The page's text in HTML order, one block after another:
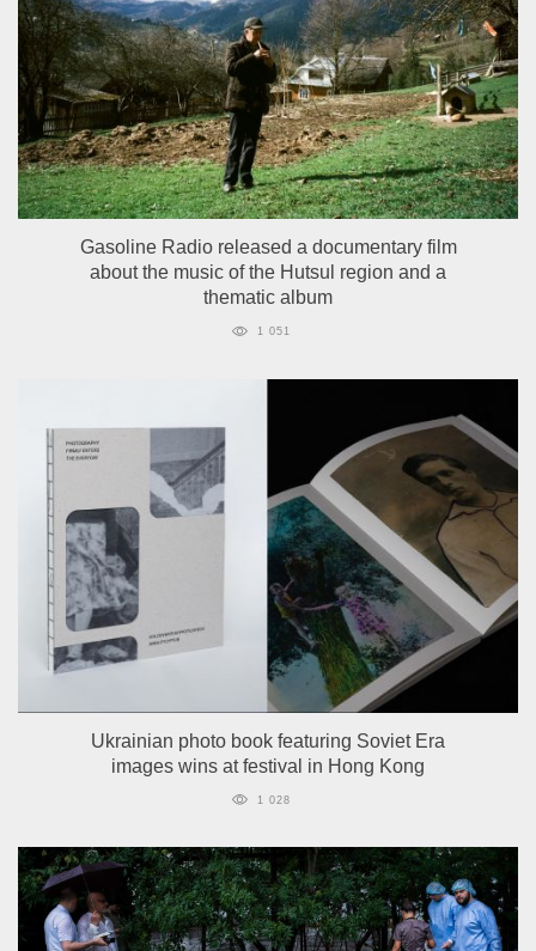
Gasoline Radio released a documentary film
about the music of the Hutsul region and a
thematic album
1 051
Ukrainian photo book featuring Soviet Era
images wins at festival in Hong Kong
1 028